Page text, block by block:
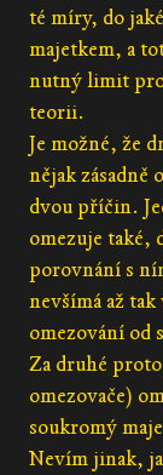
té míry, do
majetkem, a
nutný limit
teorii.
Je možné, že
nějak zásadně
dvou příčin.
omezuje také,
porovnání s
nevšímá až
omezování od
Za druhé
omezovače)
soukromý
Nevím jinak,